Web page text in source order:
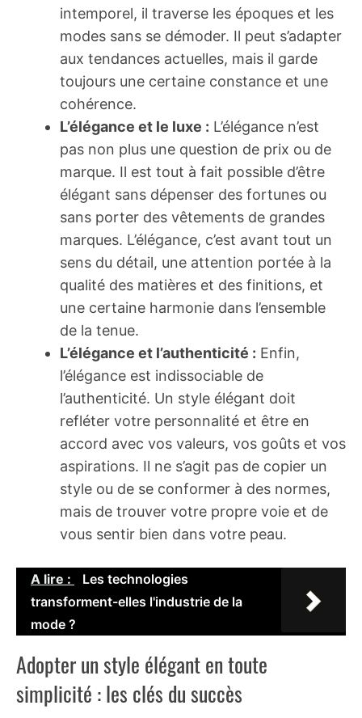
intemporel, il traverse les époques et les
modes sans se démoder. Il peut s’adapter
aux tendances actuelles, mais il garde
toujours une certaine constance et une
cohérence.
L’élégance et le luxe : L’élégance n’est
pas non plus une question de prix ou de
marque. Il est tout à fait possible d’être
élégant sans dépenser des fortunes ou
sans porter des vêtements de grandes
marques. L’élégance, c’est avant tout un
sens du détail, une attention portée à la
qualité des matières et des finitions, et
une certaine harmonie dans l’ensemble
de la tenue.
L’élégance et l’authenticité : Enfin,
l’élégance est indissociable de
l’authenticité. Un style élégant doit
refléter votre personnalité et être en
accord avec vos valeurs, vos goûts et vos
aspirations. Il ne s’agit pas de copier un
style ou de se conformer à des normes,
mais de trouver votre propre voie et de
vous sentir bien dans votre peau.
A lire :
Les technologies
transforment-elles l'industrie de la
mode ?
Adopter un style élégant en toute
simplicité : les clés du succès